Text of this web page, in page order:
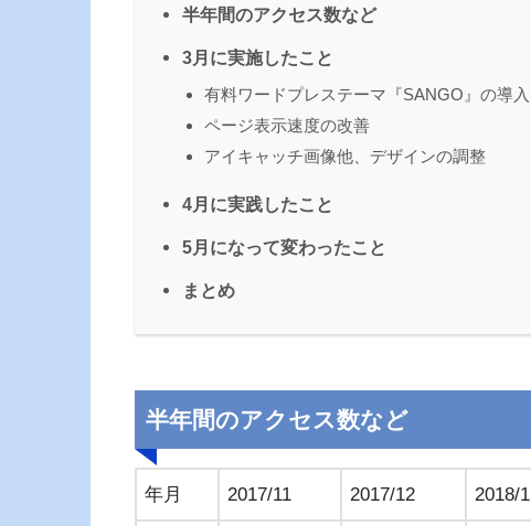
半年間のアクセス数など
3月に実施したこと
有料ワードプレステーマ『SANGO』の導入
ページ表示速度の改善
アイキャッチ画像他、デザインの調整
4月に実践したこと
5月になって変わったこと
まとめ
半年間のアクセス数など
年月 2017/11 2017/12 2018/1